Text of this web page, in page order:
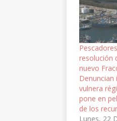
resolución
nuevo
Denuncian
vulnera
pone en
de los
Lunes, 22